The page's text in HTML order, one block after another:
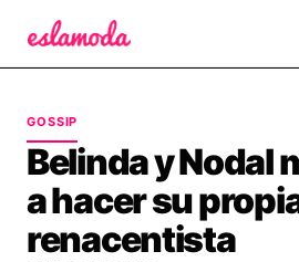
GOSSIP
Belinda y Nodal
a hacer su
renacentista